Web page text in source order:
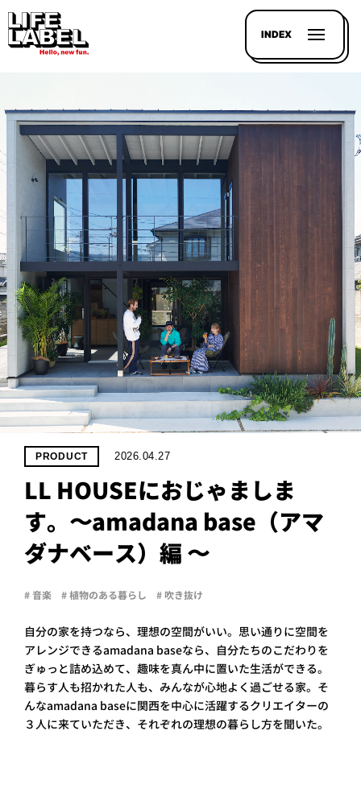
INDEX
記事を
探す
LL
HOUSE
LINE-
UP
PROJECT
WHAT’S
LIFE
LABEL
ライフレー
ついて
会社概
要
企業の
方へ
お問い
合わせ
PRODUCT 2026.04.27
LL HOUSEにおじゃましま
す。〜amadana base（アマ
ダナベース）編 〜
# 音楽 # 植物のある暮らし # 吹き抜け
自分の家を持つなら、理想の空間がいい。思い通りに空間を
アレンジできるamadana baseなら、自分たちのこだわりを
ぎゅっと詰め込めて、趣味を真ん中に置いた生活ができる。
暮らす人も招かれた人も、みんなが心地よく過ごせる家。そ
んなamadana baseに関西を中心に活躍するクリエイターの
３人に来ていただき、それぞれの理想の暮らし方を聞いた。